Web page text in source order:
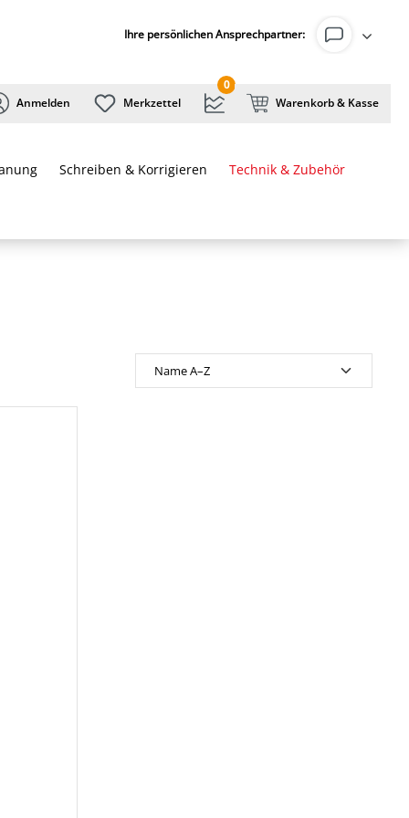
Ihre persönlichen Ansprechpartner:
Anmelden Merkzettel
0
Warenkorb & Kasse
Schreiben & Korrigieren Technik & Zubehör